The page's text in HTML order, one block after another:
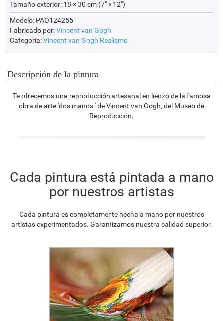
Tamaño exterior: 18 × 30 cm (7" × 12")
Modelo: PAO124255
Fabricado por:Vincent van Gogh
Categoría:Vincent van Gogh Realismo
Descripción de la pintura
Te ofrecemos una reproducción artesanal en lienzo de la famosa
obra de arte 'dos manos ' de Vincent van Gogh, del Museo de
Reproducción.
Cada pintura está pintada a mano
por nuestros artistas
Cada pintura es completamente hecha a mano por nuestros
artistas experimentados. Garantizamos nuestra calidad superior.